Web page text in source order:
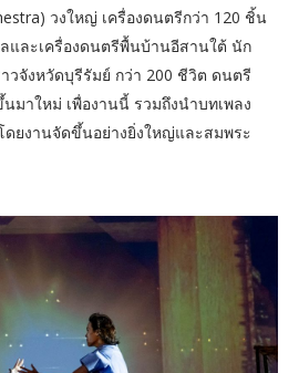
วงใหญ่ เครื่องดนตรีกว่า 120 ชิ้น
และเครื่องดนตรีพื้นบ้านอีสานใต้ นัก
จังหวัดบุรีรัมย์ กว่า 200 ชีวิต ดนตรี
นมาใหม่ เพื่องานนี้ รวมถึงนำบทเพลง
ยงานจัดขึ้นอย่างยิ่งใหญ่และสมพระ